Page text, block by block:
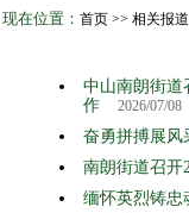
现在位置：首页 >> 相关报道
中山南朗街道
作
2026/07/08
奋勇拼搏展风
南朗街道召开
缅怀英烈铸忠